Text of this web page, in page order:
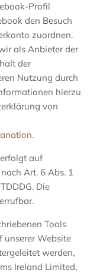
Profil
den Besuch
zuordnen.
als Anbieter der
der
Nutzung durch
hierzu
von
.
auf
Art. 6 Abs. 1
Die
Tools
unserer Website
werden,
Ireland Limited,